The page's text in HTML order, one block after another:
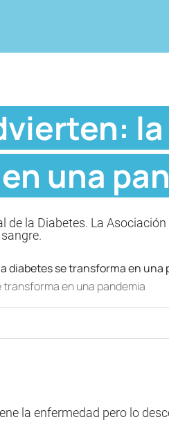
una
de la Diabetes. La
en una pandemia
la enfermedad pero lo